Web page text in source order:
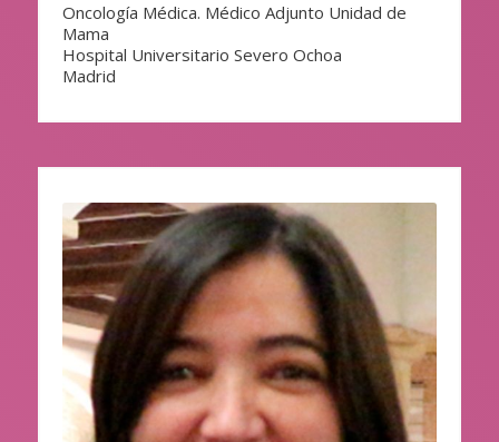
Oncología Médica. Médico Adjunto Unidad de
Mama
Hospital Universitario Severo Ochoa
Madrid